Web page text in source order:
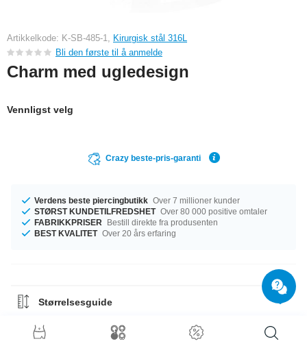
Artikkelkode: K-SB-485-1, Kirurgisk stål 316L
Bli den første til å anmelde
Charm med ugledesign
Vennligst velg
Crazy beste-pris-garanti
Verdens beste piercingbutikk Over 7 millioner kunder
STØRST KUNDETILFREDSHET Over 80 000 positive omtaler
FABRIKKPRISER
Bestill direkte fra produsenten
BEST KVALITET Over 20 års erfaring
Størrelsesguide
Materialguide